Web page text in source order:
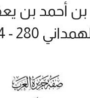
أحمد بن
- 334 هجرية